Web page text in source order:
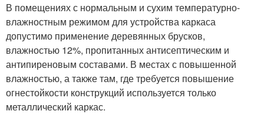
В помещениях с нормальным и сухим температурно-
влажностным режимом для устройства каркаса
допустимо применение деревянных брусков,
влажностью 12%, пропитанных антисептическим и
антипиреновым составами. В местах с повышенной
влажностью, а также там, где требуется повышение
огнестойкости конструкций используется только
металлический каркас.